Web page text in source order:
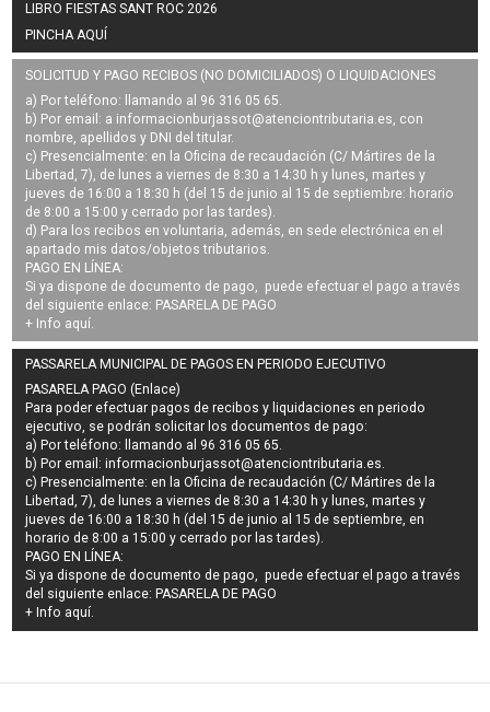
LIBRO FIESTAS SANT ROC 2026
PINCHA AQUÍ
SOLICITUD Y PAGO RECIBOS (NO DOMICILIADOS) O LIQUIDACIONES
a) Por teléfono: llamando al 96 316 05 65.
b) Por email: a informacionburjassot@atenciontributaria.es, con
nombre, apellidos y DNI del titular.
c) Presencialmente: en la Oficina de recaudación (C/ Mártires de la
Libertad, 7), de lunes a viernes de 8:30 a 14:30 h y lunes, martes y
jueves de 16:00 a 18:30 h (del 15 de junio al 15 de septiembre: horario
de 8:00 a 15:00 y cerrado por las tardes).
d) Para los recibos en voluntaria, además, en sede electrónica en el
apartado mis datos/objetos tributarios.
PAGO EN LÍNEA:
Si ya dispone de documento de pago, puede efectuar el pago a través
del siguiente enlace: PASARELA DE PAGO
+ Info aquí.
PASSARELA MUNICIPAL DE PAGOS EN PERIODO EJECUTIVO
PASARELA PAGO (Enlace)
Para poder efectuar pagos derecibos y liquidaciones en periodo
ejecutivo, se podrán solicitar los documentos de pago:
a) Por teléfono: llamando al 96 316 05 65.
b) Por email:informacionburjassot@atenciontributaria.es.
c) Presencialmente: en la Oficina de recaudación (C/ Mártires de la
Libertad, 7), de lunes a viernes de 8:30 a 14:30 h y lunes, martes y
jueves de 16:00 a 18:30 h (del 15 de junio al 15 de septiembre, en
horario de 8:00 a 15:00 y cerrado por las tardes).
PAGO EN LÍNEA:
Si ya dispone de documento de pago, puede efectuar el pago a través
del siguiente enlace: PASARELA DE PAGO
+ Info aquí.